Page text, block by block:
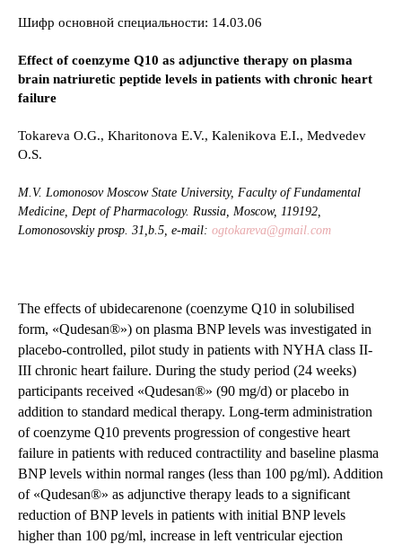
Шифр основной специальности: 14.03.06
Effect of coenzyme Q10 as adjunctive therapy on plasma
brain natriuretic peptide levels in patients with chronic heart
failure
Tokareva O.G., Kharitonova E.V., Kalenikova E.I., Medvedev
O.S.
M.V. Lomonosov Moscow State University, Faculty of Fundamental
Medicine, Dept of Pharmacology. Russia, Moscow, 119192,
Lomonosovskiy prosp. 31,b.5, e-mail: ogtokareva@gmail.com
The effects of ubidecarenone (coenzyme Q10 in solubilised
form, «Qudesan®») on plasma BNP levels was investigated in
placebo-controlled, pilot study in patients with NYHA class II-
III chronic heart failure. During the study period (24 weeks)
participants received «Qudesan®» (90 mg/d) or placebo in
addition to standard medical therapy. Long-term administration
of coenzyme Q10 prevents progression of congestive heart
failure in patients with reduced contractility and baseline plasma
BNP levels within normal ranges (less than 100 pg/ml). Addition
of «Qudesan®» as adjunctive therapy leads to a significant
reduction of BNP levels in patients with initial BNP levels
higher than 100 pg/ml, increase in left ventricular ejection